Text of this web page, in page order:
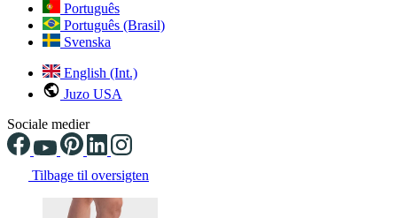
Português
Português (Brasil)
Svenska
English (Int.)
Juzo USA
Sociale medier
Tilbage til oversigten